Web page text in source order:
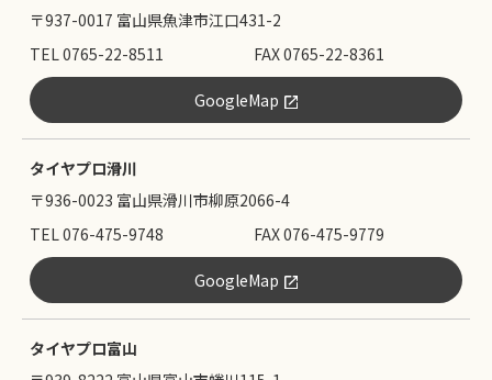
〒937-0017 富山県魚津市江口431-2
TEL 0765-22-8511
FAX 0765-22-8361
GoogleMap
タイヤプロ滑川
〒936-0023 富山県滑川市柳原2066-4
TEL 076-475-9748
FAX 076-475-9779
GoogleMap
タイヤプロ富山